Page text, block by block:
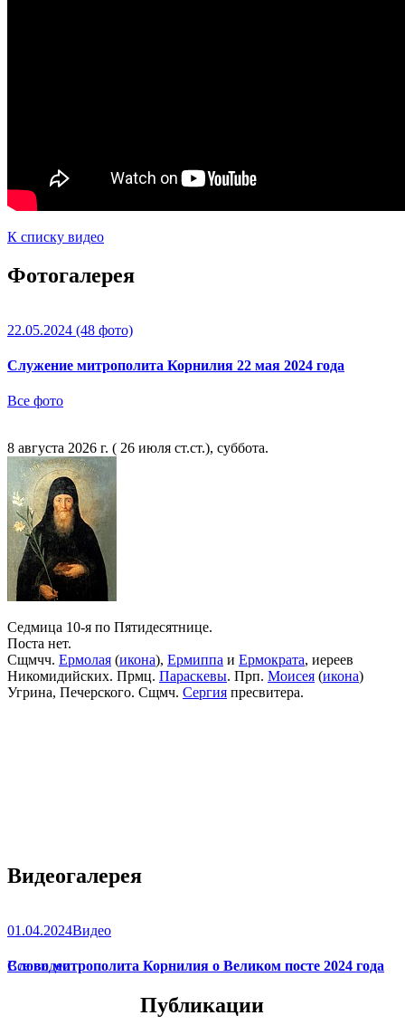
К списку видео
Фотогалерея
22.05.2024 (48 фото)
Служение митрополита Корнилия 22 мая 2024 года
Все фото
8 августа 2026 г. ( 26 июля ст.ст.), суббота.
Седмица 10-я по Пятидесятнице.
Поста нет.
Сщмчч. Ермолая (икона), Ермиппа и Ермократа, иереев
Никомидийских. Прмц. Параскевы. Прп. Моисея (икона)
Угрина, Печерского. Сщмч. Сергия пресвитера.
Видеогалерея
01.04.2024Видео
Слово митрополита Корнилия о Великом посте 2024 года
Все видео
Публикации